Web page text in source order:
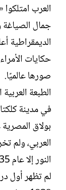
العرب
جمال الصياغة
الديمقراطية
حكايات
صورها عالميًا.
الطبعة
بولاق
العربي، ولم
النور إلا عام 1835م.
لم تظهر أول